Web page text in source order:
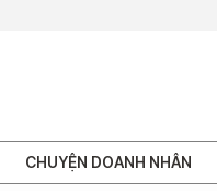
CHUYỆN DOANH NHÂN